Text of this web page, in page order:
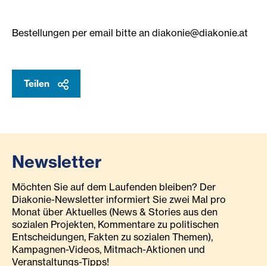
Bestellungen per email bitte an diakonie@diakonie.at
Teilen
Newsletter
Möchten Sie auf dem Laufenden bleiben? Der
Diakonie-Newsletter informiert Sie zwei Mal pro
Monat über Aktuelles (News & Stories aus den
sozialen Projekten, Kommentare zu politischen
Entscheidungen, Fakten zu sozialen Themen),
Kampagnen-Videos, Mitmach-Aktionen und
Veranstaltungs-Tipps!